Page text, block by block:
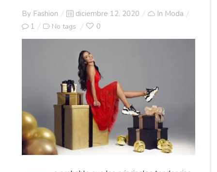
By Fashion
Posted
on
diciembre 12, 2020 In Moda
1
No tags 0